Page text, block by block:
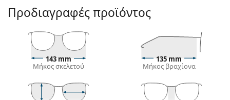
Lentiamo.
Το μαύρο χρώμα του σκελετού ταιριάζει απόλυτα
με το δροσερό χρώμα του δέρματος και τα ανοιχτά
ξανθά, ανοιχτά καφέ ή μαύρα μαλλιά.
ιδανική επιλογή για όσους έχουν οβάλ ή
Προδιαγραφές προϊόντος
143 mm
Μήκος σκελετού
135 mm
Μήκος βραχίονα